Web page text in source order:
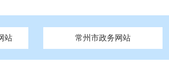
黑龙江 上海 山东 江苏 浙江 安徽
站
市政府 徐州市政府 镇江市政府 扬州市政府
常州市政务网站
市公安局 市民政局 市司法局 市财政局
局
协 纪委监委 检察院 组织部